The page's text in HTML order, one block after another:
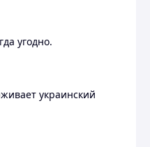
угодно.
украинский